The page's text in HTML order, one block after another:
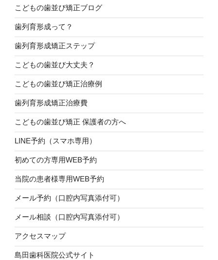
こどもの歯並び矯正ブログ
歯列育形成って？
歯列育形成矯正ステップ
こどもの歯並び大丈夫？
こどもの歯並び矯正治療例
歯列育形成矯正治療費
こどもの歯並び矯正 保護者の方へ
LINE予約（スマホ専用）
初めての方専用WEB予約
当院の患者様専用WEB予約
メール予約（口腔内写真添付可）
メール相談（口腔内写真添付可）
アクセスマップ
島田歯科医院公式サイト